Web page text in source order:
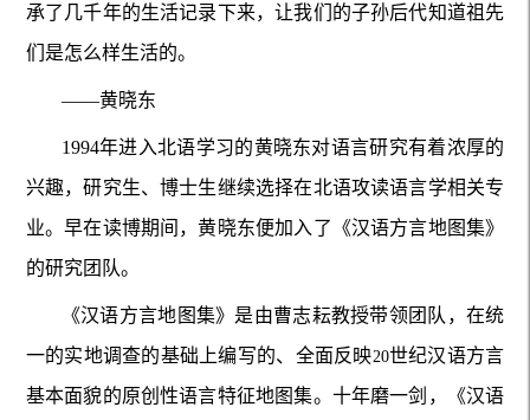
承了几千年的生活记录下来，让我们的子孙后代知道祖先
们是怎么样生活的。
——黄晓东
1994年进入北语学习的黄晓东对语言研究有着浓厚的
兴趣，研究生、博士生继续选择在北语攻读语言学相关专
业。早在读博期间，黄晓东便加入了《汉语方言地图集》
的研究团队。
《汉语方言地图集》是由曹志耘教授带领团队，在统
一的实地调查的基础上编写的、全面反映20世纪汉语方言
基本面貌的原创性语言特征地图集。十年磨一剑，《汉语